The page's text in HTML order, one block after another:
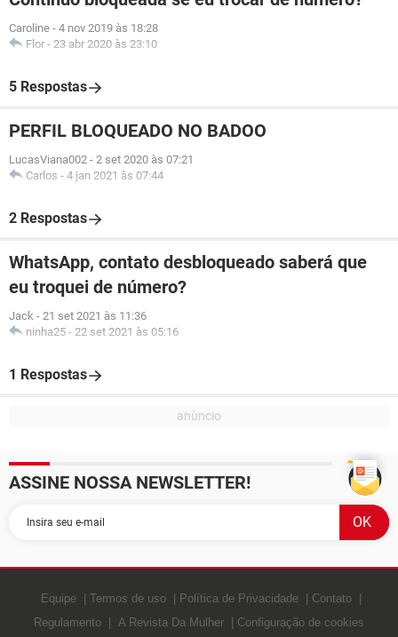
Caroline - 4 nov 2019 às 18:28
Flor - 23 abr 2020 às 23:10
5 Respostas
PERFIL BLOQUEADO NO BADOO
LucasViana002 - 2 set 2020 às 07:21
Carlos - 4 jan 2021 às 07:44
2 Respostas
WhatsApp, contato desbloqueado saberá que
eu troquei de número?
Jack - 21 set 2021 às 11:36
ninha25 - 22 set 2021 às 05:16
1 Respostas
ASSINE NOSSA NEWSLETTER!
Equipe Termos de uso Política de Privacidade
Contato
Regulamento
A Revista Da Mulher Configuração de cookies